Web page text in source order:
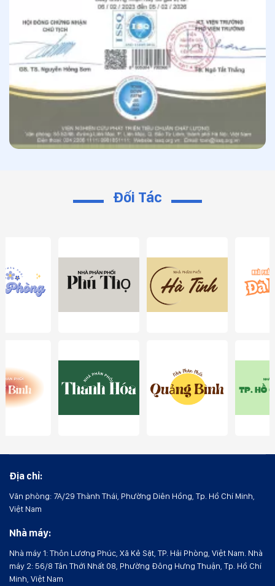
Đối Tác
Địa chỉ:
Văn phòng: 7A/29 Thành Thái, Phường Diên Hồng, Tp. Hồ Chí Minh,
Việt Nam
Nhà máy:
Nhà máy 1: Thôn Lương Phúc, Xã Kẻ Sặt, TP. Hải Phòng, Việt Nam. Nhà
máy 2: 56/8 Tân Thới Nhất 08, Phường Đông Hưng Thuận, Tp. Hồ Chí
Minh, Việt Nam